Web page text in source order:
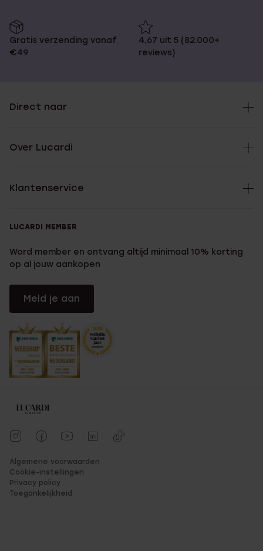
Gratis verzending vanaf
€49
4,67 uit 5 (82.000+
reviews)
Direct naar
Over Lucardi
Klantenservice
LUCARDI MEMBER
Word member en ontvang altijd minimaal 10% korting
op al jouw aankopen
Meld je aan
Algemene voorwaarden
Cookie-instellingen
Privacy policy
Toegankelijkheid